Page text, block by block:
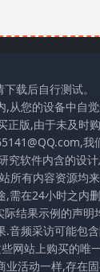
载后自行测试。
您的设备中自觉
版,由于未及时
究软件内含的设
所有内容资源均
需在24小时之内
结果示例的声
音频采访可能包
网站上购买的唯
活动一样,存在